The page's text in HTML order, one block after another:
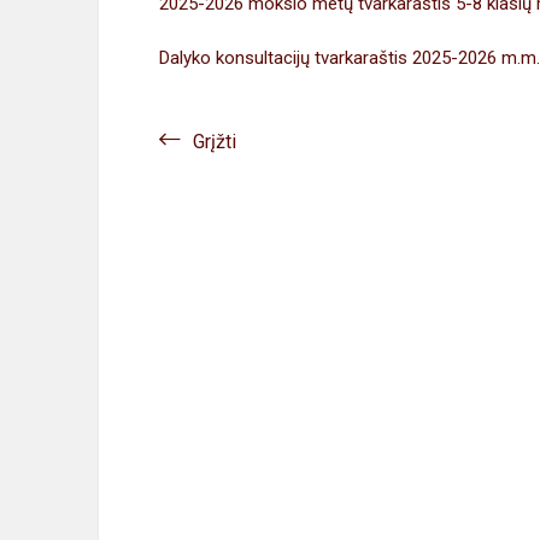
Dalyko konsultacijų tvarkaraštis 2025-2026
Grįžti